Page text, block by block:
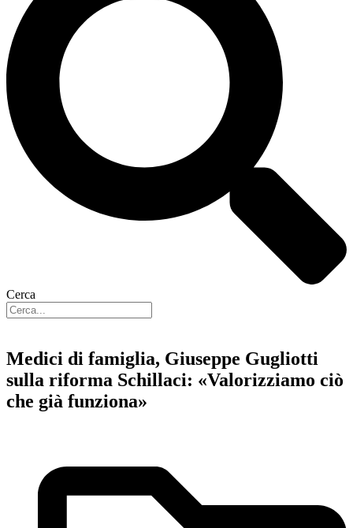
Cerca
Medici di famiglia, Giuseppe Gugliotti
sulla riforma Schillaci: «Valorizziamo ciò
che già funziona»